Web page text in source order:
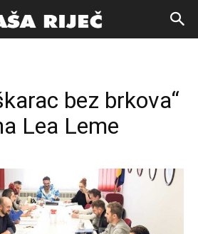
bez brkova“
Lea Leme